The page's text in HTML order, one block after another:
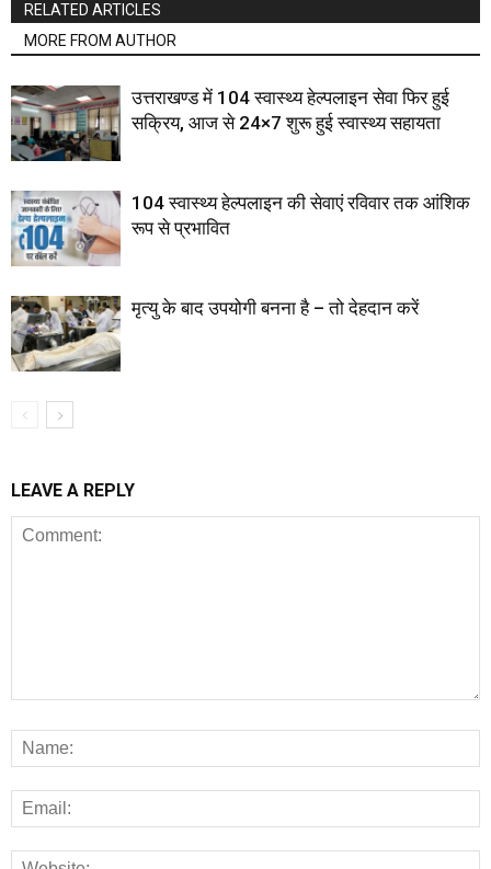
RELATED ARTICLES
MORE FROM AUTHOR
उत्तराखण्ड में 104 स्वास्थ्य हेल्पलाइन सेवा फिर हुई
सक्रिय, आज से 24×7 शुरू हुई स्वास्थ्य सहायता
104 स्वास्थ्य हेल्पलाइन की सेवाएं रविवार तक आंशिक
रूप से प्रभावित
मृत्यु के बाद उपयोगी बनना है – तो देहदान करें
LEAVE A REPLY